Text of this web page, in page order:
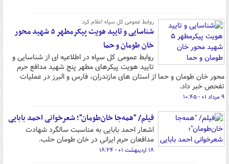
روابط عمومی کل سپاه اعلام کرد:
شناسایی و تایید هویت پیکرمطهر ۵ شهید محور
خان طومان و حما
روابط عمومی کل سپاه در اطلاعیه ای از شناسایی و
تایید هویت پیکرهای مطهر پنج شهید مدافع حرم
محور خان طومان و حما از استان های مازندران، فارس و البرز در عملیات
تفحص خبر داد.
۹ مرداد ۰۱ - ۱۰:۴۵
فیلم/ "همه‌جا خان‌طومان"؛ شعرخوانی احمد بابایی
اشعار احمد بابایی به مناسبت سالگرد شهادت
مدافعان حرم ایرانی در خان طومان حلب.
۱۸ اردیبهشت ۰۱ - ۱۸:۲۴